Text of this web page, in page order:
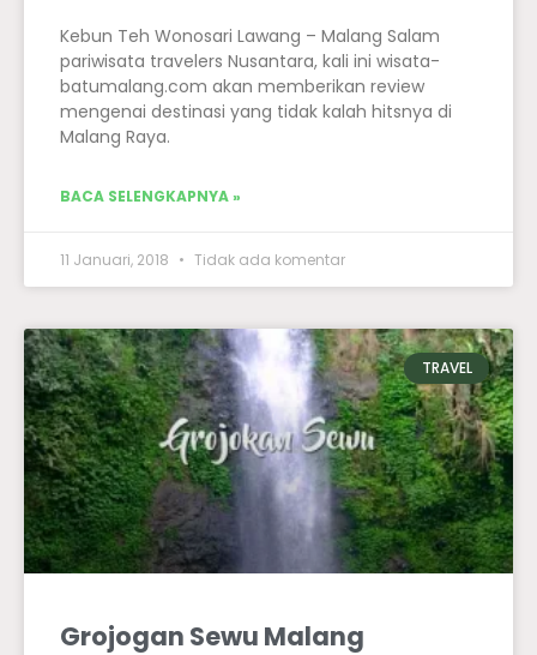
Kebun Teh Wonosari Lawang – Malang Salam
pariwisata travelers Nusantara, kali ini wisata-
batumalang.com akan memberikan review
mengenai destinasi yang tidak kalah hitsnya di
Malang Raya.
BACA SELENGKAPNYA »
11 Januari, 2018 Tidak ada komentar
TRAVEL
Grojogan Sewu Malang